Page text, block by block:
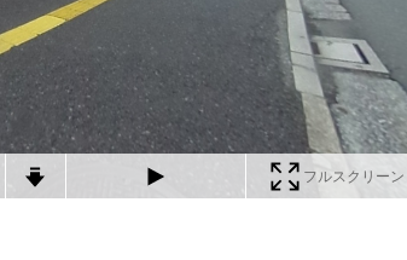
フルスクリーン